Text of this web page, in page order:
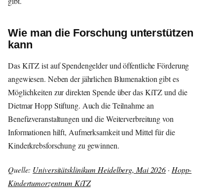
Wie man die Forschung unterstützen
kann
Das KiTZ ist auf Spendengelder und öffentliche Förderung
angewiesen. Neben der jährlichen Blumenaktion gibt es
Möglichkeiten zur direkten Spende über das KiTZ und die
Dietmar Hopp Stiftung. Auch die Teilnahme an
Benefizveranstaltungen und die Weiterverbreitung von
Informationen hilft, Aufmerksamkeit und Mittel für die
Kinderkrebsforschung zu gewinnen.
Quelle: Universitätsklinikum Heidelberg, Mai 2026· Hopp-
Kindertumorzentrum KiTZ